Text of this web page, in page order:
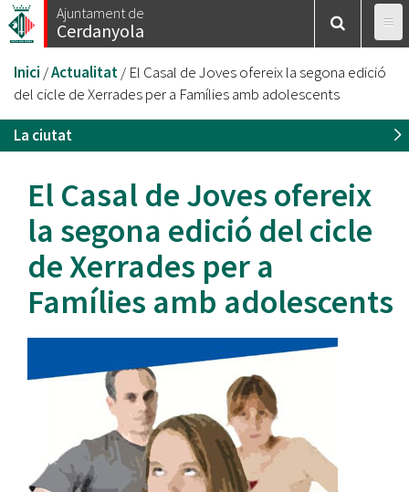
Vés
al
Ajuntament de
Cerdanyola
Esteu
aquí
Inici /Actualitat/ El Casal de Joves ofereix la segona edició
del cicle de Xerrades per a Famílies amb adolescents
La ciutat
El Casal de Joves ofereix
la segona edició del cicle
de Xerrades per a
Famílies amb adolescents